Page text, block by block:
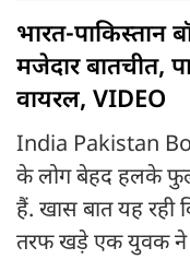
भारत-पाकिस्तान
मजेदार बातचीत,
वायरल, VIDEO
India Pakistan
के लोग बेहद हलके
हैं. खास बात यह रही
तरफ खड़े एक युवक ने